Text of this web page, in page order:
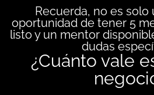
Recuerda, no es solo
oportunidad de tener 5
listo y un mentor
dudas
¿Cuánto vale